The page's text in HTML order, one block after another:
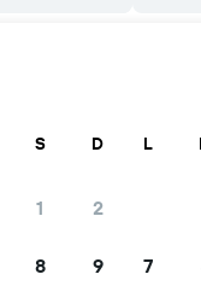
S D
1 2
8 9
L
7